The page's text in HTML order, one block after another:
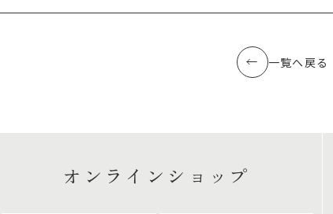
一覧へ戻る
オンラインショップ